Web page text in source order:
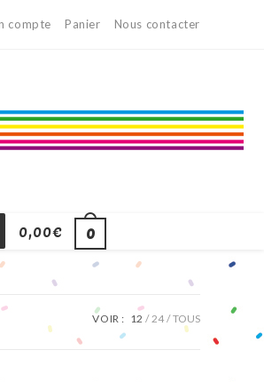
compte Panier Nous contacter
0,00€ 0
VOIR : 12 24 TOUS